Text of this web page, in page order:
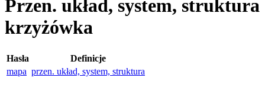
Przen. układ, system, struktura
krzyżówka
Hasła
Definicje
mapa przen. układ, system, struktura